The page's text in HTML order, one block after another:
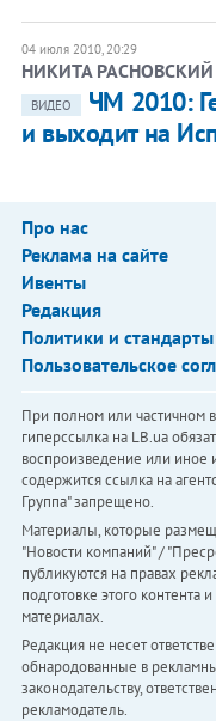
04 июля 2010, 20:29
НИКИТА РАСНОВСКИЙ
ВИДЕО
ЧМ 2010:
и выходит на
Про нас
Реклама на сайте
Ивенты
Редакция
Политики и стандарты
Пользовательское
При полном или частичном
гиперссылка на LB.ua
воспроизведение или иное
содержится ссылка на
Группа" запрещено.
Материалы, которые
"Новости компаний" /
публикуются на правах
подготовке этого контента
материалах.
Редакция не несет
обнародованные в
законодательству,
рекламодатель.